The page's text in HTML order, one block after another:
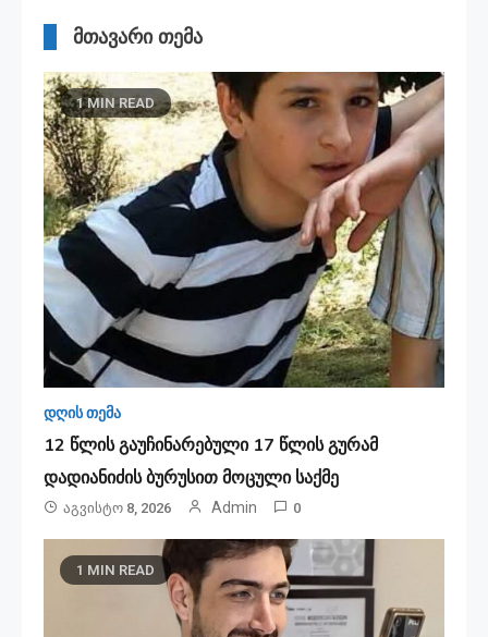
მთავარი თემა
1 MIN READ
დღის თემა
12 წლის გაუჩინარებული 17 წლის გურამ
დადიანიძის ბურუსით მოცული საქმე
Აგვისტო 8, 2026 Admin 0
1 MIN READ